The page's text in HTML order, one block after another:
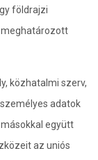
földrajzi
meghatározott
közhatalmi szerv,
adatok
együtt
az uniós